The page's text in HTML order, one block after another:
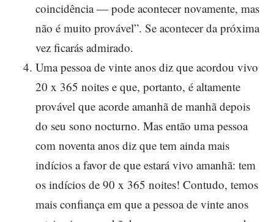
coincidência — pode acontecer novamente, mas
não é muito provável”. Se acontecer da próxima
vez ficarás admirado.
Uma pessoa de vinte anos diz que acordou vivo
20 x 365 noites e que, portanto, é altamente
provável que acorde amanhã de manhã depois
do seu sono nocturno. Mas então uma pessoa
com noventa anos diz que tem ainda mais
indícios a favor de que estará vivo amanhã: tem
os indícios de 90 x 365 noites! Contudo, temos
mais confiança em que a pessoa de vinte anos